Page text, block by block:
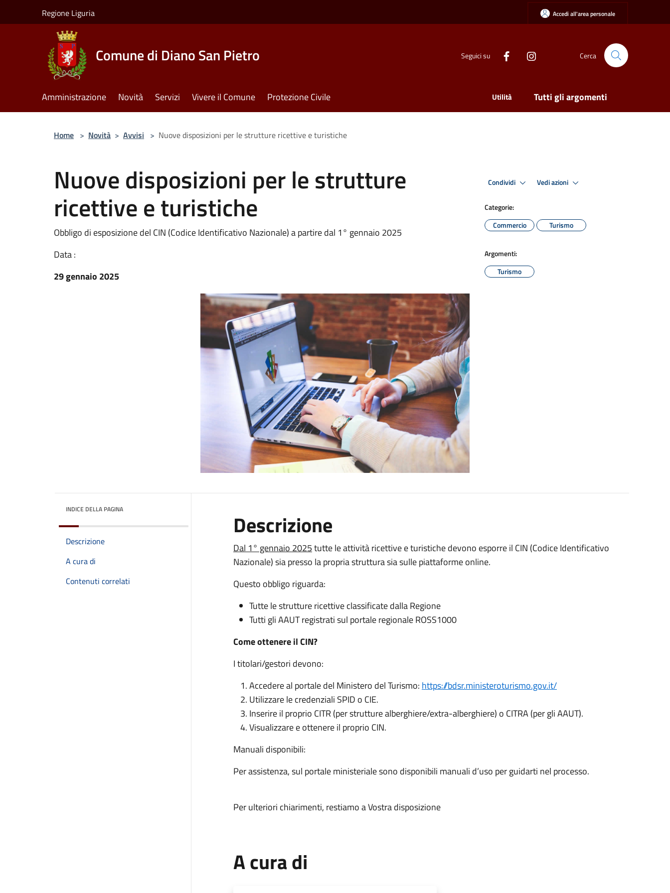
Regione Liguria Accedi all'area personale
Comune di Diano San Pietro Seguici su Cerca
Amministrazione Novità Servizi Vivere il Comune Protezione Civile Utilità Tutti gli argomenti
Home > Novità > Avvisi > Nuove disposizioni per le strutture ricettive e turistiche
Nuove disposizioni per le strutture
ricettive e turistiche
Obbligo di esposizione del CIN (Codice Identificativo Nazionale) a partire dal 1° gennaio 2025
Data :
29 gennaio 2025
Condividi Vedi azioni
Categorie:
Commercio
Turismo
Argomenti:
Turismo
INDICE DELLA PAGINA
Descrizione
A cura di
Contenuti correlati
Descrizione
Dal 1° gennaio 2025tutte le attività ricettive e turistiche devono esporre il CIN (Codice Identificativo
Nazionale) sia presso la propria struttura sia sulle piattaforme online.
Questo obbligo riguarda:
Tutte le strutture ricettive classificate dalla Regione
Tutti gli AAUT registrati sul portale regionale ROSS1000
Come ottenere il CIN?
I titolari/gestori devono:
Accedere al portale del Ministero del Turismo: https://bdsr.ministeroturismo.gov.it/
Utilizzare le credenziali SPID o CIE.
Inserire il proprio CITR (per strutture alberghiere/extra-alberghiere) o CITRA (per gli AAUT).
Visualizzare e ottenere il proprio CIN.
Manuali disponibili:
Per assistenza, sul portale ministeriale sono disponibili manuali d’uso per guidarti nel processo.
Per ulteriori chiarimenti, restiamo a Vostra disposizione
A cura di